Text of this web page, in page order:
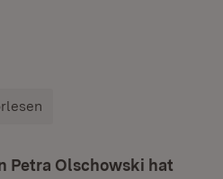
Petra Olschowski hat